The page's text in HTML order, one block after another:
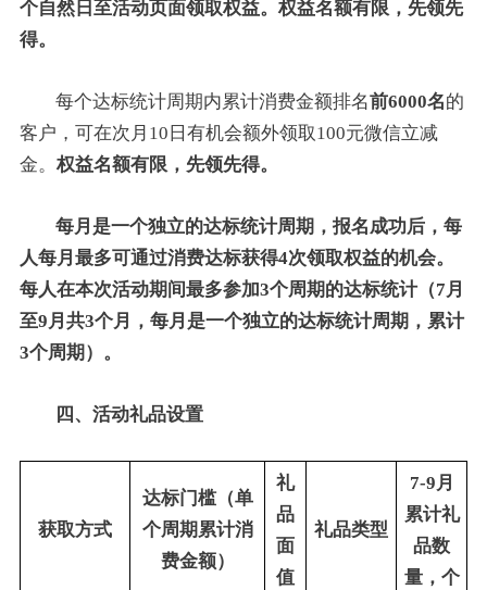
个自然日至活动页面领取权益。权益名额有限，先领先
得。
每个达标统计周期内累计消费金额排名前6000名的
客户，可在次月10日有机会额外领取100元微信立减
金。 权益名额有限，先领先得。
每月是一个独立的达标统计周期，报名成功后，每
人每月最多可通过消费达标获得4次领取权益的机会。
每人在本次活动期间最多参加3个周期的达标统计（7月
至9月共3个月，每月是一个独立的达标统计周期，累计
3个周期）。
四、活动礼品设置
获取方式
达标门槛（单
个周期累计消
费金额）
礼
品
面
值
礼品类型
7-9月
累计礼
品数
量，个